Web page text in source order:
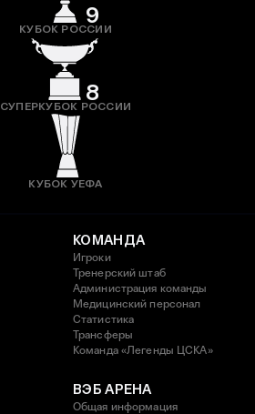
9
КУБОК РОССИИ
8
СУПЕРКУБОК РОССИИ
КУБОК УЕФА
КОМАНДА
Игроки
Тренерский штаб
Администрация команды
Медицинский персонал
Статистика
Трансферы
Команда «Легенды ЦСКА»
ВЭБ АРЕНА
Общая информация